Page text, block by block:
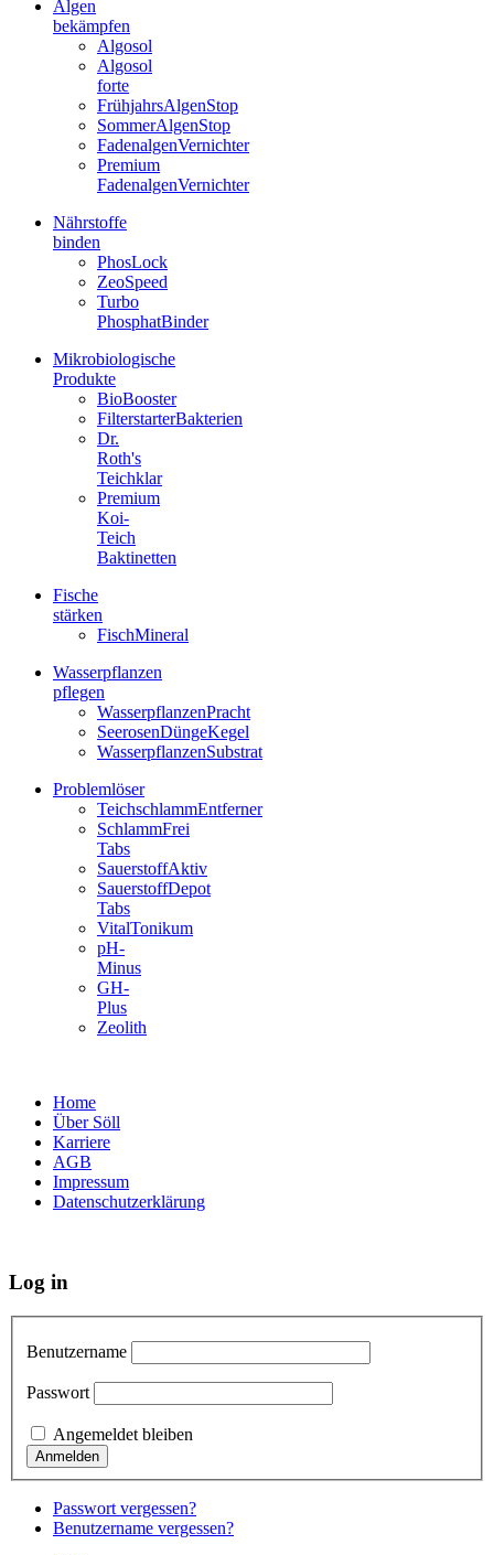
Algen
bekämpfen
Algosol
Algosol
forte
FrühjahrsAlgenStop
SommerAlgenStop
FadenalgenVernichter
Premium
FadenalgenVernichter
Nährstoffe
binden
PhosLock
ZeoSpeed
Turbo
PhosphatBinder
Mikrobiologische
Produkte
BioBooster
FilterstarterBakterien
Dr.
Roth's
Teichklar
Premium
Koi-
Teich
Baktinetten
Fische
stärken
FischMineral
Wasserpflanzen
pflegen
WasserpflanzenPracht
SeerosenDüngeKegel
WasserpflanzenSubstrat
Problemlöser
TeichschlammEntferner
SchlammFrei
Tabs
SauerstoffAktiv
SauerstoffDepot
Tabs
VitalTonikum
pH-
Minus
GH-
Plus
Zeolith
Home
Über Söll
Karriere
AGB
Impressum
Datenschutzerklärung
Log in
Benutzername
Passwort
Angemeldet bleiben
Passwort vergessen?
Benutzername vergessen?